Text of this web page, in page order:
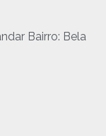
Bairro: Bela